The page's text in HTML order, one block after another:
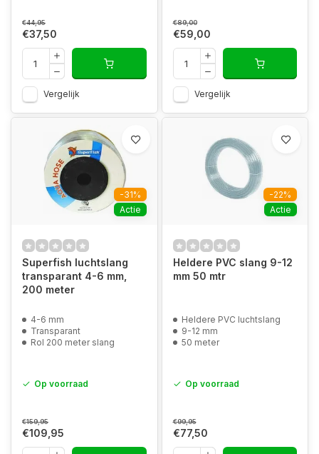
€44,95
€37,50
Vergelijk
€89,00
€59,00
Vergelijk
-31%
Actie
Superfish luchtslang
transparant 4-6 mm,
200 meter
4-6 mm
Transparant
Rol 200 meter slang
Op voorraad
€159,95
€109,95
-22%
Actie
Heldere PVC slang 9-12
mm 50 mtr
Heldere PVC luchtslang
9-12 mm
50 meter
Op voorraad
€99,95
€77,50